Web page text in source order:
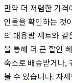
만약 더 저렴한 가
인몰을 확인하는 것
의 대용량 세트와
을 통해 더 큰 할인
숙소로 배송받거나,
볼 수 있습니다. 자